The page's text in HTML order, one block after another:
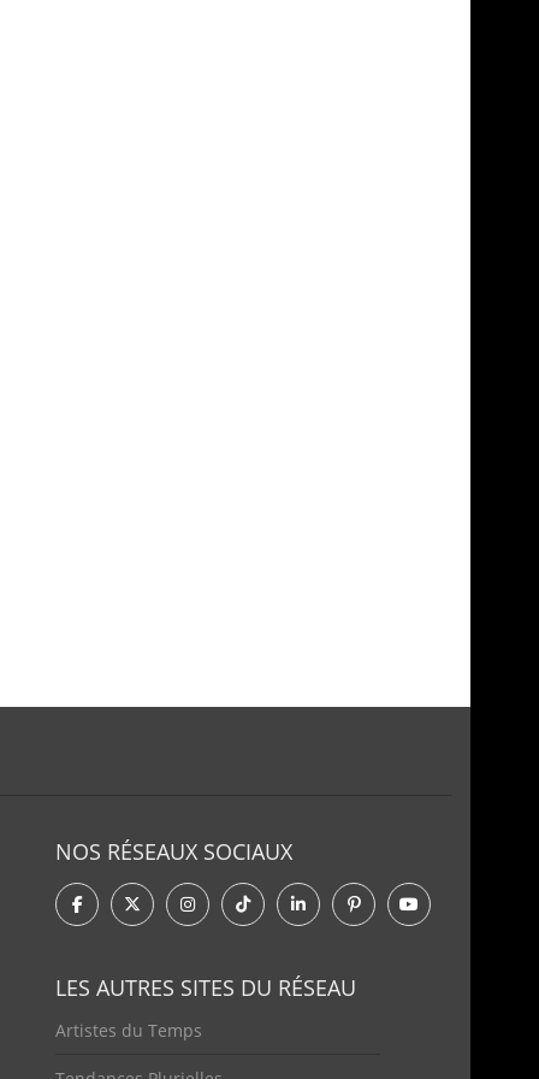
NOS RÉSEAUX SOCIAUX
LES AUTRES SITES DU RÉSEAU
Artistes du Temps